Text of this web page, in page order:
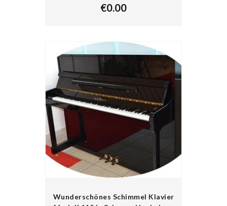
€0.00
Wunderschönes Schimmel Klavier